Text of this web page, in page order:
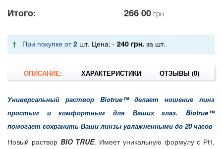
Итого: 266 00 грн
При покупке от 2 шт. Цена: - 240 грн. за шт.
ОПИСАНИЕ: ХАРАКТЕРИСТИКИ ОТЗЫВЫ (0)
Универсальный раствор Biotrue™ делает ношение линз
простым и комфортным для Ваших глаз. Biotrue™
помогает сохранить Ваши линзы увлажненными до 20 часов
Новый раствор BIO TRUE. Имеет уникальную формулу с РН,